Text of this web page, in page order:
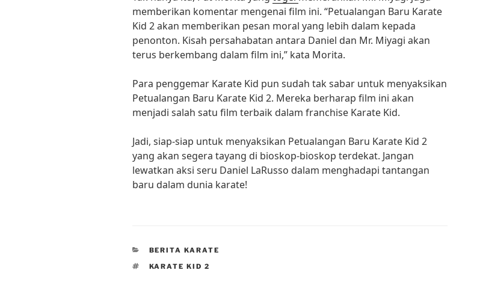
memberikan komentar mengenai film ini. “Petualangan Baru Karate
Kid 2 akan memberikan pesan moral yang lebih dalam kepada
penonton. Kisah persahabatan antara Daniel dan Mr. Miyagi akan
terus berkembang dalam film ini,” kata Morita.
Para penggemar Karate Kid pun sudah tak sabar untuk menyaksikan
Petualangan Baru Karate Kid 2. Mereka berharap film ini akan
menjadi salah satu film terbaik dalam franchise Karate Kid.
Jadi, siap-siap untuk menyaksikan Petualangan Baru Karate Kid 2
yang akan segera tayang di bioskop-bioskop terdekat. Jangan
lewatkan aksi seru Daniel LaRusso dalam menghadapi tantangan
baru dalam dunia karate!
CATEGORIES
BERITA KARATE
TAGS
KARATE KID 2